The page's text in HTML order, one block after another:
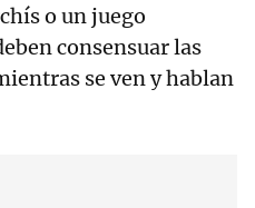
o un juego
consensuar las
se ven y hablan